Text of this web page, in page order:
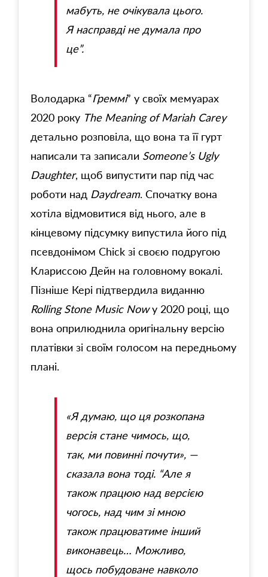
мабуть, не очікувала цього.
Я насправді не думала про
це”.
Володарка “Греммі” у своїх мемуарах
2020 року The Meaning of Mariah Carey
детально розповіла, що вона та її гурт
написали та записали Someone’s Ugly
Daughter, щоб випустити пар під час
роботи над Daydream. Спочатку вона
хотіла відмовитися від нього, але в
кінцевому підсумку випустила його під
псевдонімом Chick зі своєю подругою
Клариссою Дейн на головному вокалі.
Пізніше Кері підтвердила виданню
Rolling Stone Music Nowу 2020 році, що
вона оприлюднила оригінальну версію
платівки зі своїм голосом на передньому
плані.
«Я думаю, що ця розкопана
версія стане чимось, що,
так, ми повинні почути», —
сказала вона тоді. “Але я
також працюю над версією
чогось, над чим зі мною
також працюватиме інший
виконавець… Можливо,
щось побудоване навколо